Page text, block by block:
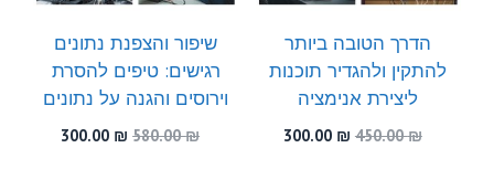
הדרך הטובה ביותר
להתקין ולהגדיר תוכנות
ליצירת אנימציה
450.00₪
המחיר
300.00 ₪
שיפור והצפנת נתונים
רגישים: טיפים להסרת
וירוסים והגנה על נתונים
580.00₪
המחיר
300.00 ₪
המחיר